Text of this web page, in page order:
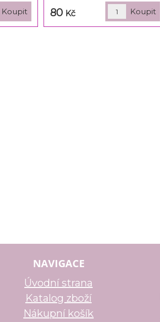
80 Kč
NAVIGACE
Úvodní strana
Katalog zboží
Nákupní košík